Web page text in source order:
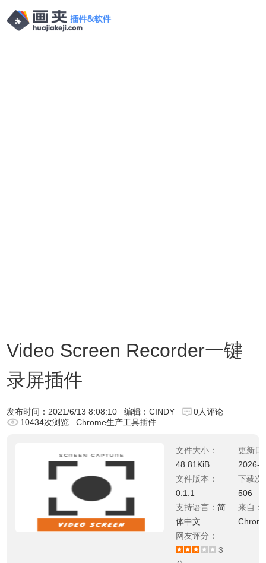
Video Screen Recorder一键
录屏插件
发布时间： 2021/6/13 8:08:10 编辑：CINDY
0人评论
10434次浏览
Chrome生产工具插件
文件大小：
48.81KiB
文件版本：
0.1.1
支持语言：简
体中文
网友评分：
3
更新日
2026-
下载次
506
来自：